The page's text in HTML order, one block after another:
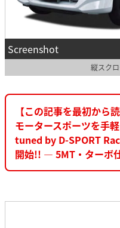
Screenshot
縦スク
【この記事を最初から読
モータースポーツを手
tuned by D-SPORT
開始!! ― 5MT・ターボ